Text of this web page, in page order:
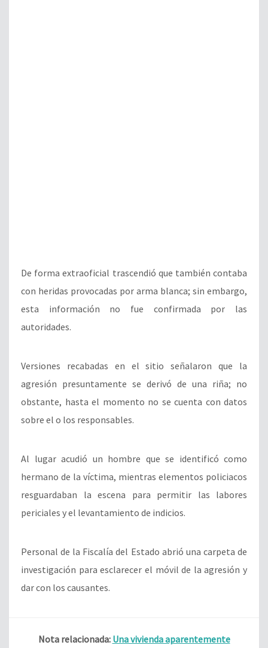
De forma extraoficial trascendió que también contaba
con heridas provocadas por arma blanca; sin embargo,
esta información no fue confirmada por las
autoridades.
Versiones recabadas en el sitio señalaron que la
agresión presuntamente se derivó de una riña; no
obstante, hasta el momento no se cuenta con datos
sobre el o los responsables.
Al lugar acudió un hombre que se identificó como
hermano de la víctima, mientras elementos policiacos
resguardaban la escena para permitir las labores
periciales y el levantamiento de indicios.
Personal de la Fiscalía del Estado abrió una carpeta de
investigación para esclarecer el móvil de la agresión y
dar con los causantes.
Nota relacionada: Una vivienda aparentemente